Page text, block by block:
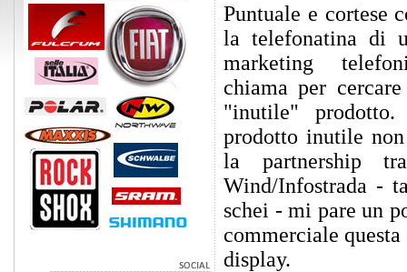
Puntuale e cortese
la telefonatina di
marketing
chiama per
"inutile"
prodotto inutile non
la partnership
Wind/Infostrada -
schei - mi pare un
commerciale
display.